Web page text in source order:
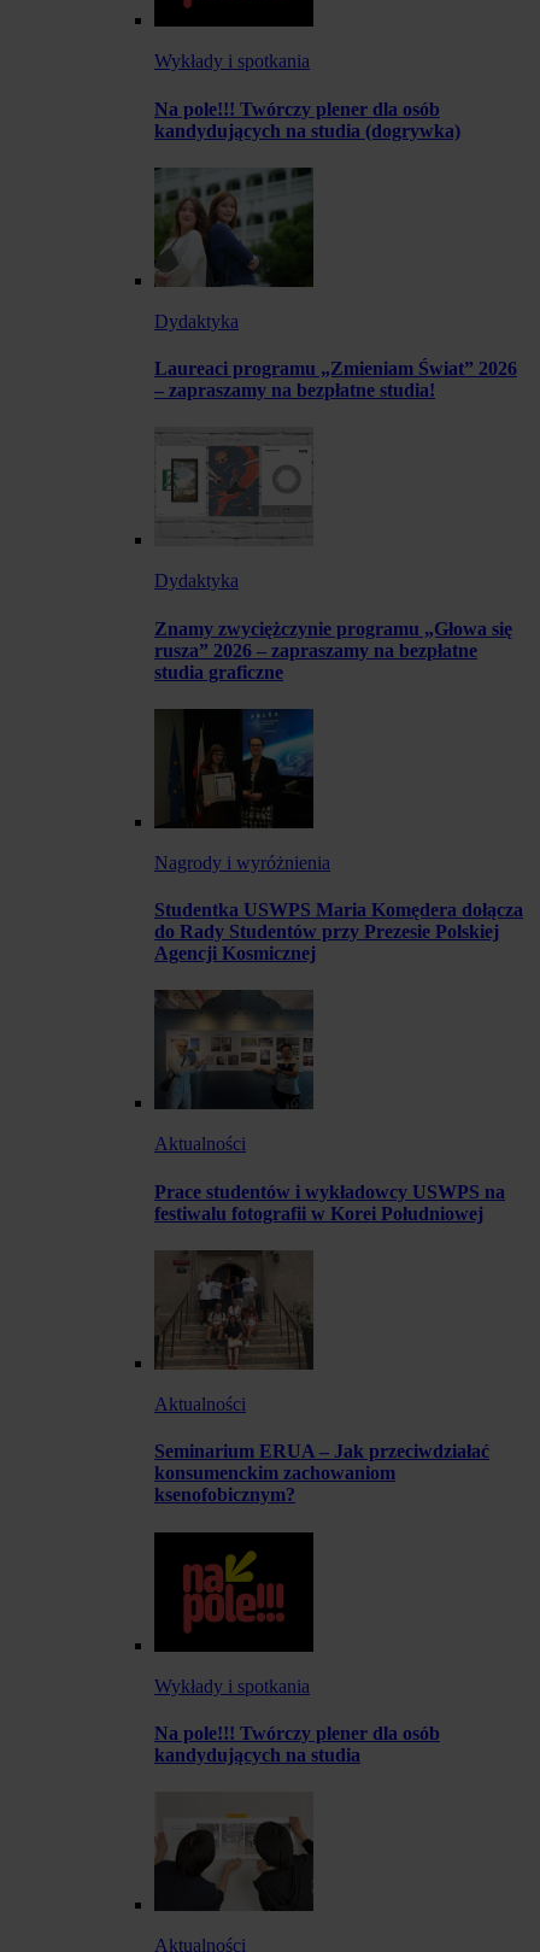
Wykłady i spotkania
Na pole!!! Twórczy plener dla osób
kandydujących na studia (dogrywka)
Dydaktyka
Laureaci programu „Zmieniam Świat” 2026
– zapraszamy na bezpłatne studia!
Dydaktyka
Znamy zwyciężczynie programu „Głowa się
rusza” 2026 – zapraszamy na bezpłatne
studia graficzne
Nagrody i wyróżnienia
Studentka USWPS Maria Komędera dołącza
do Rady Studentów przy Prezesie Polskiej
Agencji Kosmicznej
Aktualności
Prace studentów i wykładowcy USWPS na
festiwalu fotografii w Korei Południowej
Aktualności
Seminarium ERUA – Jak przeciwdziałać
konsumenckim zachowaniom
ksenofobicznym?
Wykłady i spotkania
Na pole!!! Twórczy plener dla osób
kandydujących na studia
Aktualności